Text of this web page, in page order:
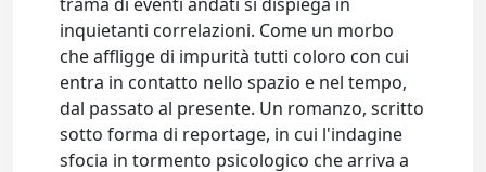
inquietanti correlazioni. Come un morbo
che affligge di impurità tutti coloro con cui
entra in contatto nello spazio e nel tempo,
dal passato al presente. Un romanzo, scritto
sotto forma di reportage, in cui l'indagine
sfocia in tormento psicologico che arriva a